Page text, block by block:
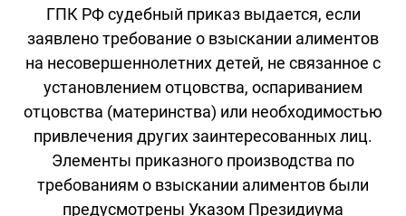
ГПК РФ судебный приказ выдается, если
заявлено требование о взыскании алиментов
на несовершеннолетних детей, не связанное с
установлением отцовства, оспариванием
отцовства (материнства) или необходимостью
привлечения других заинтересованных лиц.
Элементы приказного производства по
требованиям о взыскании алиментов были
предусмотрены Указом Президиума